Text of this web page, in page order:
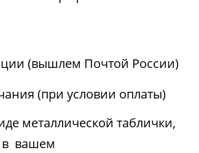
(вышлем Почтой России)
(при условии оплаты)
металлической таблички,
в вашем